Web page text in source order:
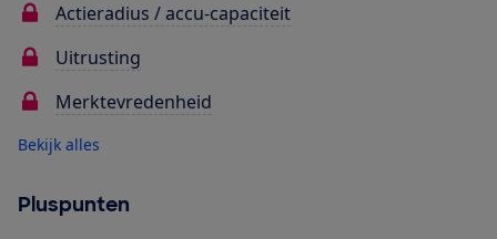
Actieradius / accu-capaciteit
Uitrusting
Merktevredenheid
Bekijk alles
Pluspunten